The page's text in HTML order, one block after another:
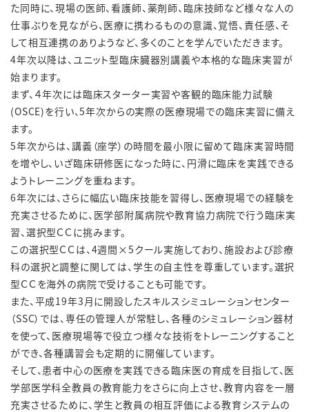
た同時に、現場の医師、看護師、薬剤師、臨床技師など様々な人の
仕事ぶりを見ながら、医療に携わるものの意識、覚悟、責任感、そ
して相互連携のありようなど、多くのことを学んでいただきます。
4年次以降は、ユニット型臨床臓器別講義や本格的な臨床実習が
始まります。
まず、４年次には臨床スターター実習や客観的臨床能力試験
(OSCE)を行い、5年次からの実際の医療現場での臨床実習に備え
ます。
5年次からは、講義（座学）の時間を最小限に留めて臨床実習時間
を増やし、いざ臨床研修医になった時に、円滑に臨床を実践できる
ようトレーニングを重ねます。
6年次には、さらに幅広い臨床技能を習得し、医療現場での経験を
充実させるために、医学部附属病院や教育協力病院で行う臨床実
習、選択型ＣＣに挑みます。
この選択型ＣＣは、4週間×5クール実施しており、施設および診療
科の選択と調整に関しては、学生の自主性を尊重しています。選択
型ＣＣを海外の病院で受けることも可能です。
また、平成19年3月に開設したスキルスシミュレーションセンター
（SSC）では、専任の管理人が常駐し、各種のシミュレーション器材
を使って、医療現場等で役立つ様々な技術をトレーニングすること
ができ、各種講習会も定期的に開催しています。
そして、患者中心の医療を実践できる臨床医の育成を目指して、医
学部医学科全教員の教育能力をさらに向上させ、教育内容を一層
充実させるために、学生と教員の相互評価による教育システムの